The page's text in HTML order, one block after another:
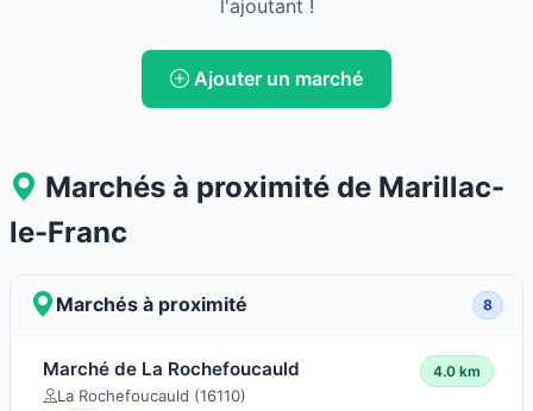
l'ajoutant !
Ajouter un marché
Marchés à proximité de Marillac-
le-Franc
Marchés à proximité 8
Marché de La Rochefoucauld
La Rochefoucauld (16110)
4.0 km